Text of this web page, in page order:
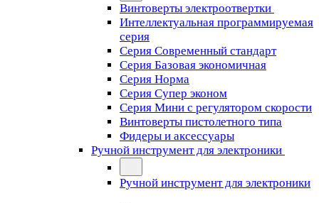
Винтоверты электроотвертки
Интеллектуальная программируемая
серия
Серия Современный стандарт
Серия Базовая экономичная
Серия Норма
Серия Cупер эконом
Серия Мини с регулятором скорости
Винтоверты пистолетного типа
Фидеры и аксессуары
Ручной инструмент для электроники
Ручной инструмент для электроники